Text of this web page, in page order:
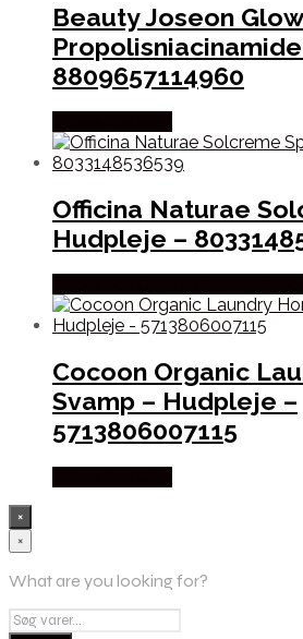
Beauty Joseon
8809657114960
Officina Naturae
Hudpleje –
Cocoon Organic
Svamp – Hudpleje –
5713806007115
×
×
What are you looking for?